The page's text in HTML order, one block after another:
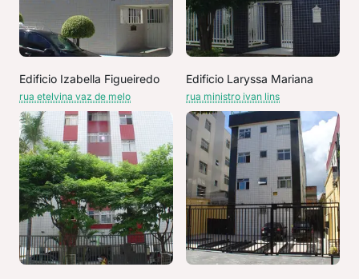
Edificio Izabella Figueiredo
rua etelvina vaz de melo
Edificio Laryssa Mariana
rua ministro ivan lins